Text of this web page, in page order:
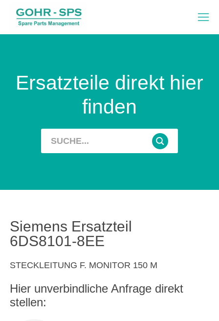
Ersatzteile direkt hier
finden
Siemens Ersatzteil
6DS8101-8EE
STECKLEITUNG F. MONITOR 150 M
Hier unverbindliche Anfrage direkt
stellen: